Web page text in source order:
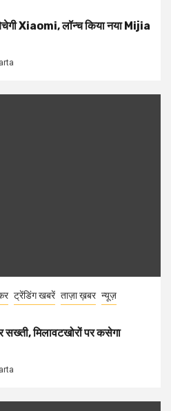
Xiaomi, लॉन्च किया नया Mijia
ट्रेंडिंग खबरें ताज़ा ख़बर न्यूज़
सख्ती, मिलावटखोरों पर कसेगा